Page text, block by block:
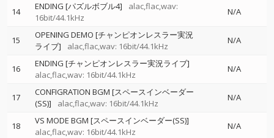
14 ENDING [パズルボブル4]
alac,flac,wav:
16bit/44.1kHz
N/A
15
OPENING DEMO [チャンピオンレスラー実況
ライブ]
alac,flac,wav: 16bit/44.1kHz
N/A
16
ENDING [チャンピオンレスラー実況ライブ]
alac,flac,wav: 16bit/44.1kHz
N/A
17
CONFIGRATION BGM [スペースインベーダー
(SS)]
alac,flac,wav: 16bit/44.1kHz
N/A
18
VS MODE BGM [スペースインベーダー(SS)]
alac,flac,wav: 16bit/44.1kHz
N/A